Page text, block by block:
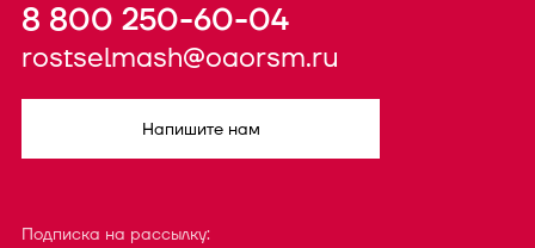
8 800 250-60-04
rostselmash@oaorsm.ru
Напишите нам
Подписка на рассылку: